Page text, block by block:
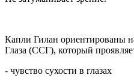
Капли Гилан ориентированы
Глаза (ССГ), который
- чувство сухости в глазах